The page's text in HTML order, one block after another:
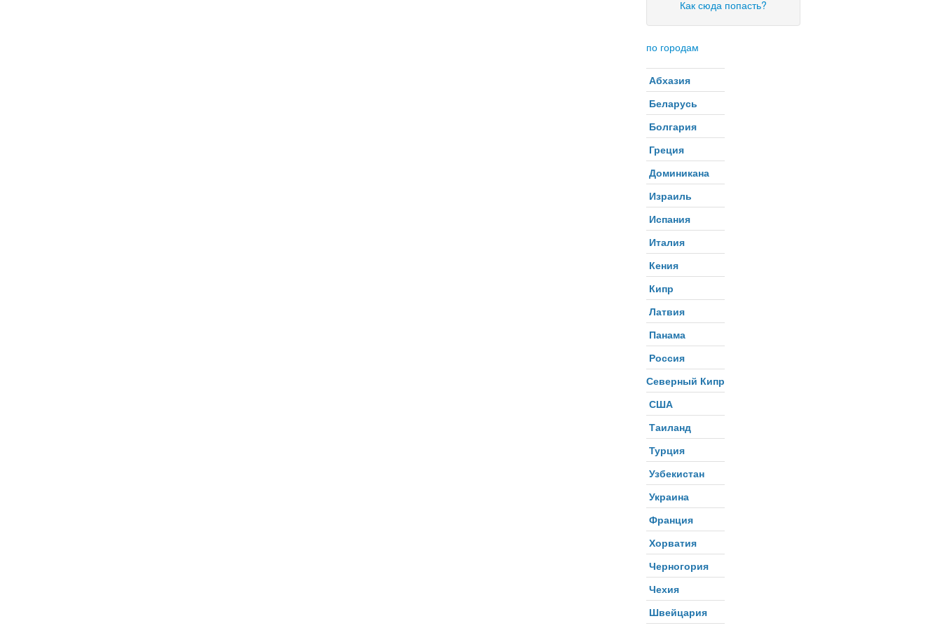
Как сюда попасть?
по городам
Абхазия
Беларусь
Болгария
Греция
Доминикана
Израиль
Испания
Италия
Кения
Кипр
Латвия
Панама
Россия
Северный Кипр
США
Таиланд
Турция
Узбекистан
Украина
Франция
Хорватия
Черногория
Чехия
Швейцария